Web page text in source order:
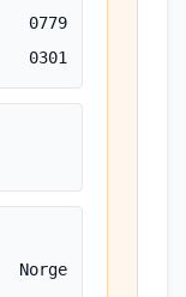
0779
0301
Norge